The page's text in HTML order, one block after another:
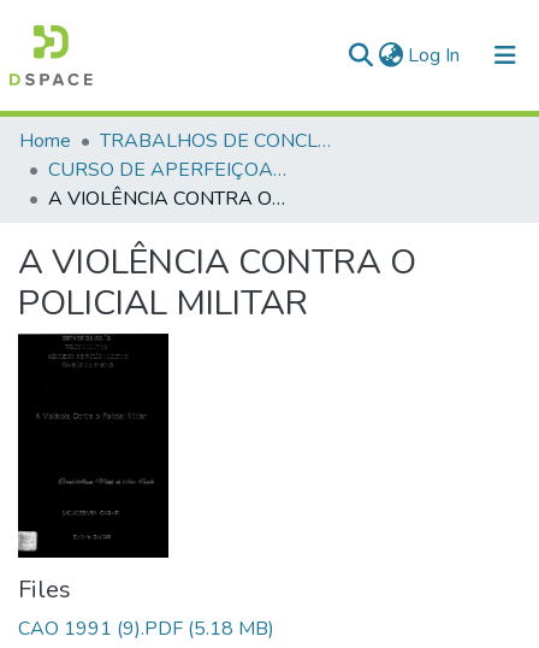
Log In (current)
Communities & Collections
All of DSpace
Home
TRABALHOS DE CONCLUSÃO DE CURSO - CAO (CURSO DE APERFEIÇOAMENTO DE OFICIAIS)
CURSO DE APERFEIÇOAMENTO DE OFICIAIS - CAO - 1991
A VIOLÊNCIA CONTRA O POLICIAL MILITAR
A VIOLÊNCIA CONTRA O
POLICIAL MILITAR
Files
CAO 1991 (9).PDF (5.18 MB)